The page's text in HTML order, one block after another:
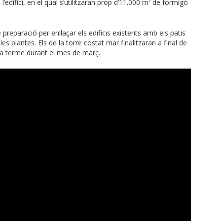
en el qual s’utilitzaran prop d’11.000 m de formigó
per enllaçar els edificis existents amb els patis
plantes. Els de la torre costat mar finalitzaran a final de
terme durant el mes de març.